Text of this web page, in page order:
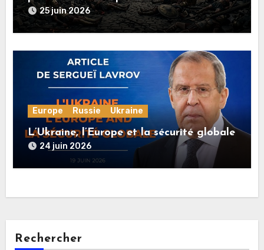
rationnelle !
25 juin 2026
Europe Russie Ukraine
L’Ukraine, l’Europe et la sécurité globale
24 juin 2026
Rechercher